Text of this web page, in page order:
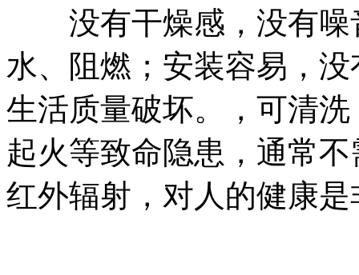
没有干燥感，没有噪
水、阻燃；安装容易，
生活质量破坏。，可清
起火等致命隐患，通常
红外辐射，对人的健康